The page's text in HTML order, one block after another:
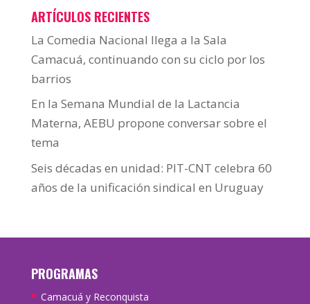
ARTÍCULOS RECIENTES
La Comedia Nacional llega a la Sala
Camacuá, continuando con su ciclo por los
barrios
En la Semana Mundial de la Lactancia
Materna, AEBU propone conversar sobre el
tema
Seis décadas en unidad: PIT-CNT celebra 60
años de la unificación sindical en Uruguay
PROGRAMAS
Camacuá y Reconquista